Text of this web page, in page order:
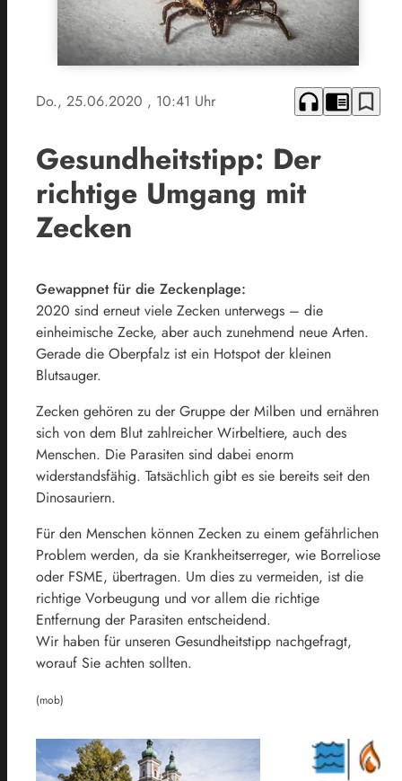
Do., 25.06.2020 , 10:41 Uhr headphones chrome_reader_mode bookmark_border
Gesundheitstipp: Der
richtige Umgang mit
Zecken
Gewappnet für die Zeckenplage:
2020 sind erneut viele Zecken unterwegs – die
einheimische Zecke, aber auch zunehmend neue Arten.
Gerade die Oberpfalz ist ein Hotspot der kleinen
Blutsauger.
Zecken gehören zu der Gruppe der Milben und ernähren
sich von dem Blut zahlreicher Wirbeltiere, auch des
Menschen. Die Parasiten sind dabei enorm
widerstandsfähig. Tatsächlich gibt es sie bereits seit den
Dinosauriern.
Für den Menschen können Zecken zu einem gefährlichen
Problem werden, da sie Krankheitserreger, wie Borreliose
oder FSME, übertragen. Um dies zu vermeiden, ist die
richtige Vorbeugung und vor allem die richtige
Entfernung der Parasiten entscheidend.
Wir haben für unseren Gesundheitstipp nachgefragt,
worauf Sie achten sollten.
(mob)